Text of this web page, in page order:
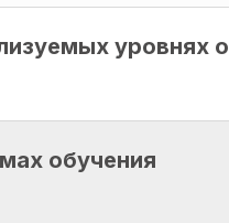
уровнях
обучения